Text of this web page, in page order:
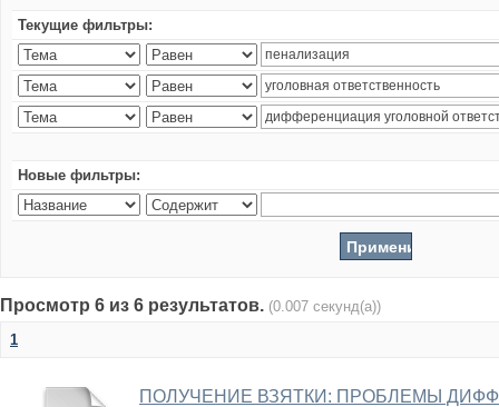
Текущие фильтры:
Новые фильтры:
Просмотр 6 из 6 результатов. (0.007 секунд(а))
1
ПОЛУЧЕНИЕ ВЗЯТКИ: ПРОБЛЕМЫ